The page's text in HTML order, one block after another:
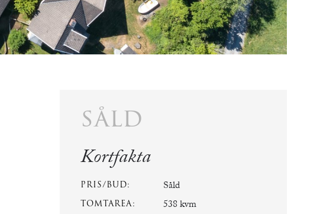
såld
Kortfakta
PRIS/BUD: Såld
TOMTAREA: 538 kvm